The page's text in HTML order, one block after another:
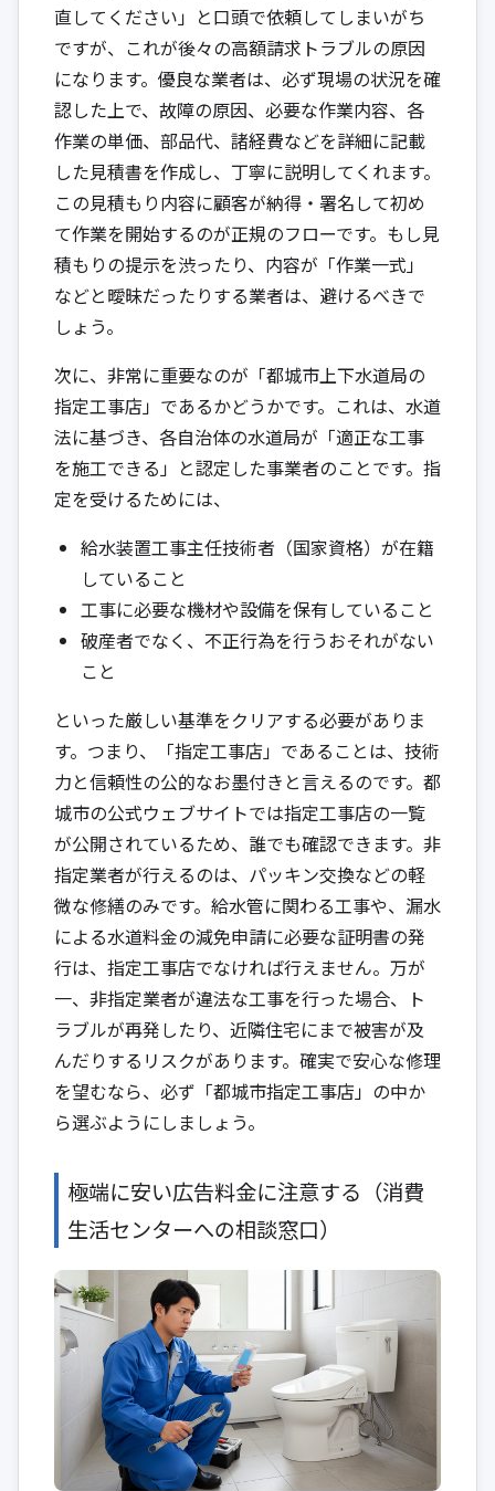
直してください」と口頭で依頼してしまいがち
ですが、これが後々の高額請求トラブルの原因
になります。優良な業者は、必ず現場の状況を確
認した上で、故障の原因、必要な作業内容、各
作業の単価、部品代、諸経費などを詳細に記載
した見積書を作成し、丁寧に説明してくれます。
この見積もり内容に顧客が納得・署名して初め
て作業を開始するのが正規のフローです。もし見
積もりの提示を渋ったり、内容が「作業一式」
などと曖昧だったりする業者は、避けるべきで
しょう。
次に、非常に重要なのが「都城市上下水道局の
指定工事店」であるかどうかです。これは、水道
法に基づき、各自治体の水道局が「適正な工事
を施工できる」と認定した事業者のことです。指
定を受けるためには、
給水装置工事主任技術者（国家資格）が在籍
していること
工事に必要な機材や設備を保有していること
破産者でなく、不正行為を行うおそれがない
こと
といった厳しい基準をクリアする必要がありま
す。つまり、「指定工事店」であることは、技術
力と信頼性の公的なお墨付きと言えるのです。都
城市の公式ウェブサイトでは指定工事店の一覧
が公開されているため、誰でも確認できます。非
指定業者が行えるのは、パッキン交換などの軽
微な修繕のみです。給水管に関わる工事や、漏水
による水道料金の減免申請に必要な証明書の発
行は、指定工事店でなければ行えません。万が
一、非指定業者が違法な工事を行った場合、ト
ラブルが再発したり、近隣住宅にまで被害が及
んだりするリスクがあります。確実で安心な修理
を望むなら、必ず「都城市指定工事店」の中か
ら選ぶようにしましょう。
極端に安い広告料金に注意する（消費
生活センターへの相談窓口）